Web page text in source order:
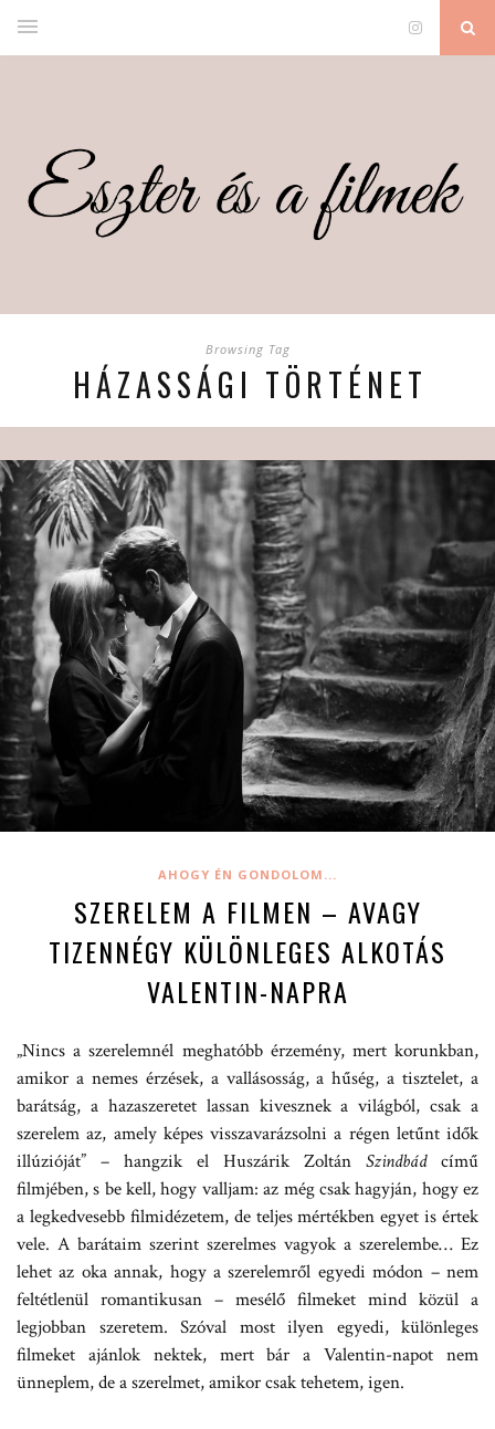
Browsing Tag
HÁZASSÁGI TÖRTÉNET
AHOGY ÉN GONDOLOM...
SZERELEM A FILMEN – AVAGY
TIZENNÉGY KÜLÖNLEGES ALKOTÁS
VALENTIN-NAPRA
„Nincs a szerelemnél meghatóbb érzemény, mert korunkban,
amikor a nemes érzések, a vallásosság, a hűség, a tisztelet, a
barátság, a hazaszeretet lassan kivesznek a világból, csak a
szerelem az, amely képes visszavarázsolni a régen letűnt idők
illúzióját” – hangzik el Huszárik Zoltán Szindbádcímű
filmjében, s be kell, hogy valljam: az még csak hagyján, hogy ez
a legkedvesebb filmidézetem, de teljes mértékben egyet is értek
vele. A barátaim szerint szerelmes vagyok a szerelembe… Ez
lehet az oka annak, hogy a szerelemről egyedi módon – nem
feltétlenül romantikusan – mesélő filmeket mind közül a
legjobban szeretem. Szóval most ilyen egyedi, különleges
filmeket ajánlok nektek, mert bár a Valentin-napot nem
ünneplem, de a szerelmet, amikor csak tehetem, igen.